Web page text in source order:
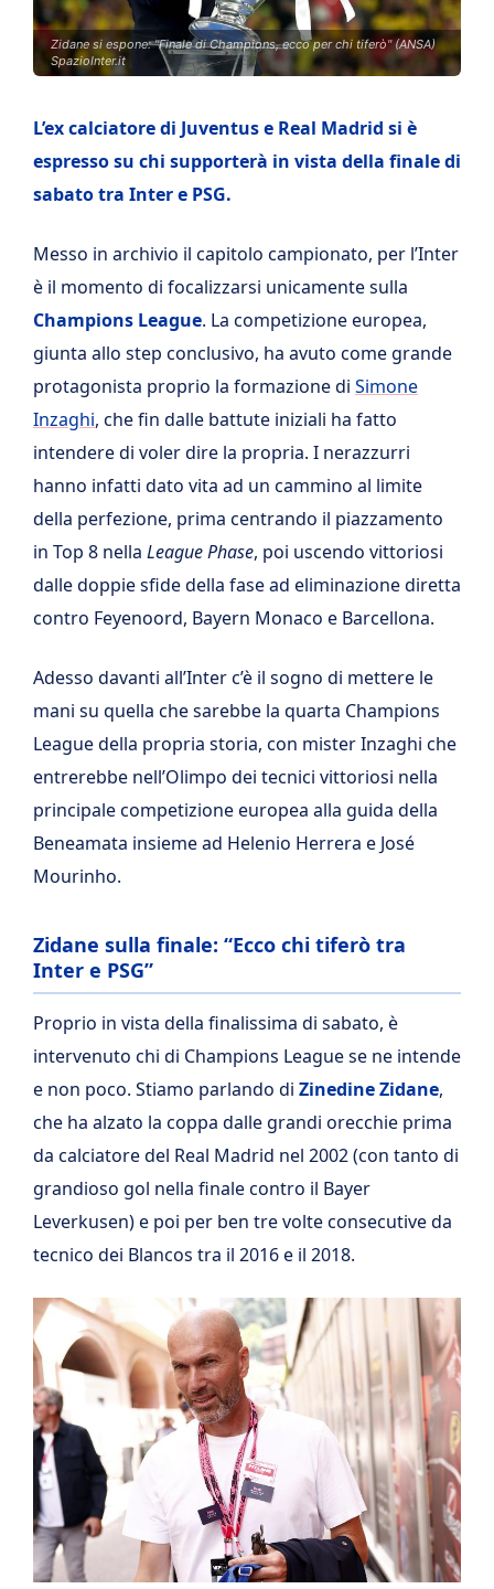
Zidane si espone: "Finale di Champions, ecco per chi tiferò" (ANSA)
SpazioInter.it
L’ex calciatore di Juventus e Real Madrid si è
espresso su chi supporterà in vista della finale di
sabato tra Inter e PSG.
Messo in archivio il capitolo campionato, per l’Inter
è il momento di focalizzarsi unicamente sulla
Champions League. La competizione europea,
giunta allo step conclusivo, ha avuto come grande
protagonista proprio la formazione di Simone
Inzaghi, che fin dalle battute iniziali ha fatto
intendere di voler dire la propria. I nerazzurri
hanno infatti dato vita ad un cammino al limite
della perfezione, prima centrando il piazzamento
in Top 8 nella League Phase, poi uscendo vittoriosi
dalle doppie sfide della fase ad eliminazione diretta
contro Feyenoord, Bayern Monaco e Barcellona.
Adesso davanti all’Inter c’è il sogno di mettere le
mani su quella che sarebbe la quarta Champions
League della propria storia, con mister Inzaghi che
entrerebbe nell’Olimpo dei tecnici vittoriosi nella
principale competizione europea alla guida della
Beneamata insieme ad Helenio Herrera e José
Mourinho.
Zidane sulla finale: “Ecco chi tiferò tra
Inter e PSG”
Proprio in vista della finalissima di sabato, è
intervenuto chi di Champions League se ne intende
e non poco. Stiamo parlando di Zinedine Zidane,
che ha alzato la coppa dalle grandi orecchie prima
da calciatore del Real Madrid nel 2002 (con tanto di
grandioso gol nella finale contro il Bayer
Leverkusen) e poi per ben tre volte consecutive da
tecnico dei Blancos tra il 2016 e il 2018.